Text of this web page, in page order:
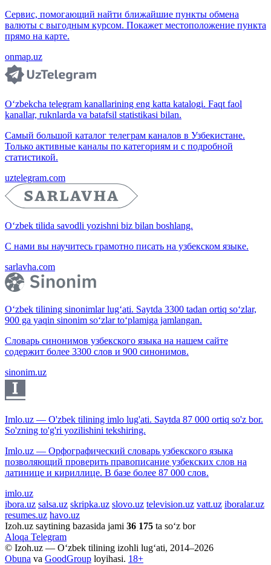
Сервис, помогающий найти ближайшие пункты обмена
валюты с выгодным курсом. Покажет местоположение пункта
прямо на карте.
onmap.uz
O‘zbekcha telegram kanallarining eng katta katalogi. Faqt faol
kanallar, ruknlarda va batafsil statistikasi bilan.
Самый большой каталог телеграм каналов в Узбекистане.
Только активные каналы по категориям и с подробной
статистикой.
uztelegram.com
O‘zbek tilida savodli yozishni biz bilan boshlang.
С нами вы научитесь грамотно писать на узбекском языке.
sarlavha.com
O‘zbek tilining sinonimlar lug‘ati. Saytda 3300 tadan ortiq so‘zlar,
900 ga yaqin sinonim so‘zlar to‘plamiga jamlangan.
Словарь синонимов узбекского языка на нашем сайте
содержит более 3300 слов и 900 синонимов.
sinonim.uz
Imlo.uz — O'zbek tilining imlo lug'ati. Saytda 87 000 ortiq so'z bor.
So'zning to'g'ri yozilishini tekshiring.
Imlo.uz — Орфографический словарь узбекского языка
позволяющий проверить правописание узбекских слов на
латинице и кириллице. В базе более 87 000 слов.
imlo.uz
ibora.uz salsa.uz skripka.uz slovo.uz television.uz vatt.uz iboralar.uz
resumes.uz havo.uz
Izoh.uz saytining bazasida jami 36 175 ta so‘z bor
Aloqa Telegram
© Izoh.uz — O‘zbek tilining izohli lug‘ati, 2014–2026
Obuna va GoodGroup loyihasi. 18+